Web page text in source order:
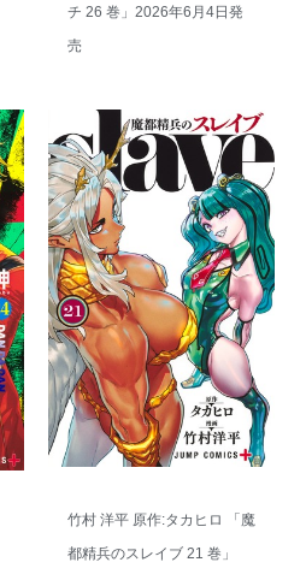
チ 26 巻」2026年6月4日発
売
竹村 洋平 原作:タカヒロ 「魔
都精兵のスレイブ 21 巻」